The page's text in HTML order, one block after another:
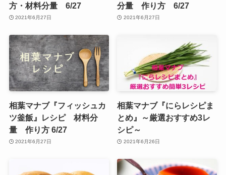
方・材料分量 6/27
2021年6月27日
分量 作り方 6/27
2021年6月27日
相葉マナブ『フィッシュカ
ツ釜飯』レシピ 材料分
量 作り方 6/27
2021年6月27日
相葉マナブ『にらレシピま
とめ』～厳選おすすめ3レ
シピ～
2021年6月26日